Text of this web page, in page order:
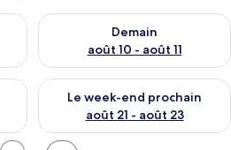
ce soir août 9 - août 10
Demain
août 10 - août 11
Vérifier la disponibilité pour
ce week-end août 14 - août 16
Le week-end prochain
août 21 - août 23
Vérifier la disponibilité pour